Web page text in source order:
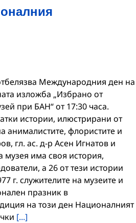
Международния ден на
изложба „Избрано от
при БАН“ от 17:30 часа.
истории, илюстрирани от
анималистите, флористите и
гл. ас. д-р Асен Игнатов и
музея има своя история,
а 26 от тези истории
г. служителите на музеите и
празник в
на този ден Националният
[...]